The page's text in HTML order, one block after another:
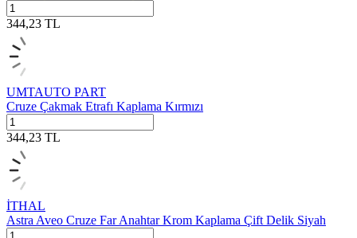
344,23 TL
UMTAUTO PART
Cruze Çakmak Etrafı Kaplama Kırmızı
344,23 TL
İTHAL
Astra Aveo Cruze Far Anahtar Krom Kaplama Çift Delik Siyah